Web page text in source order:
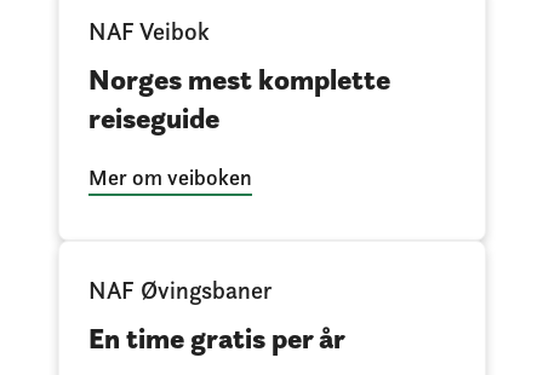
NAF Veibok
Norges mest komplette
reiseguide
Mer om veiboken
NAF Øvingsbaner
En time gratis per år